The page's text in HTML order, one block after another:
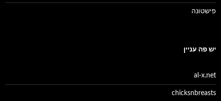
פישטונה
יש פה עניין
al-x.net
chicksnbreasts